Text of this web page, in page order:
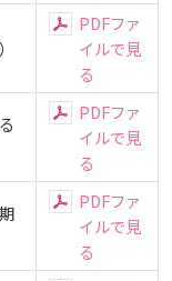
検・評価報告書
報告書
生募集
）学生募集
般の団体様）
PDFファ
イルで見
る
PDFファ
イルで見
る
PDFファ
イルで見
る
て（ご案内）